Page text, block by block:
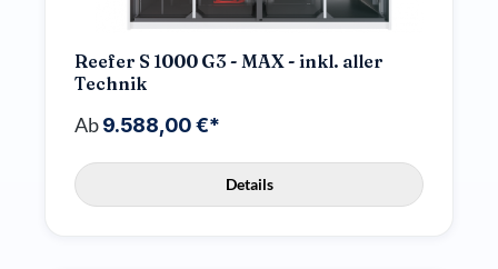
Reefer S 1000 G3 - MAX - inkl. aller
Technik
Ab9.588,00 €*
Details